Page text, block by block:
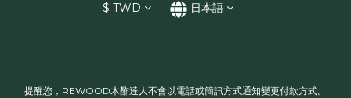
$ TWD 日本語
提醒您，REWOOD木酢達人不會以電話或簡訊方式通知變更付款方式。